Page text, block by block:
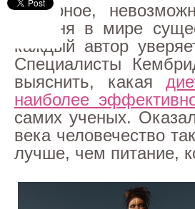
Наверное,
сегодня в мире
каждый автор
Специалисты
выяснить, какая
наиболее
самих ученых.
века человечество
лучше, чем питание,